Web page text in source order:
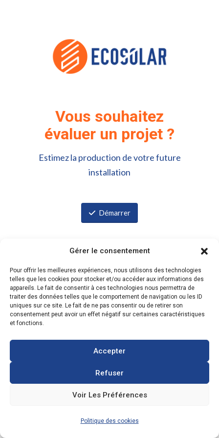
Gérer le consentement
Pour offrir les meilleures expériences, nous utilisons des technologies
telles que les cookies pour stocker et/ou accéder aux informations des
appareils. Le fait de consentir à ces technologies nous permettra de
traiter des données telles que le comportement de navigation ou les ID
uniques sur ce site. Le fait de ne pas consentir ou de retirer son
consentement peut avoir un effet négatif sur certaines caractéristiques
et fonctions.
Accepter
Refuser
Voir Les Préférences
Politique des cookies
Vous souhaitez
évaluer un projet ?
Estimez la production de votre future
installation
Démarrer
Arrêter l'estimation